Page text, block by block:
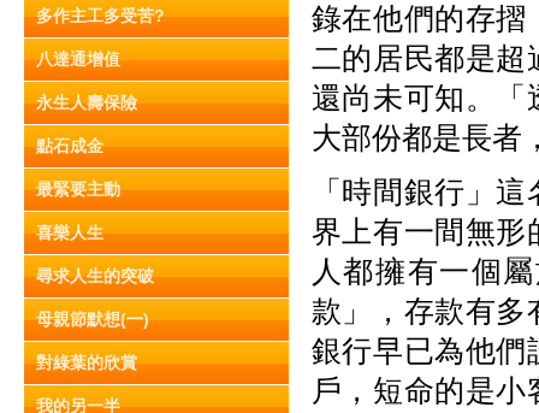
多作主工多受苦?
八達通增值
永生人壽保險
點石成金
最緊要主動
喜樂人生
尋求人生的突破
母親節默想(一)
對綠葉的欣賞
我的另一半
錄在他們的存摺
二的居民都是超
還尚未可知。「
大部份都是長者
「時間銀行」
界上有一間無形
人都擁有一個
款」，存款有多
銀行早已為他們
戶，短命的是